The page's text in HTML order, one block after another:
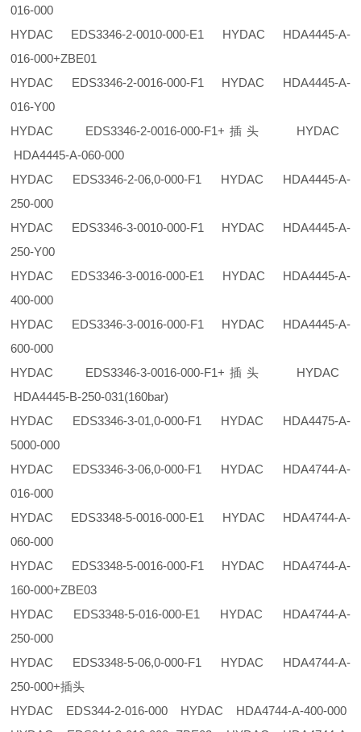
016-000
HYDAC EDS3346-2-0010-000-E1 HYDAC HDA4445-A-
016-000+ZBE01
HYDAC EDS3346-2-0016-000-F1 HYDAC HDA4445-A-
016-Y00
HYDAC EDS3346-2-0016-000-F1+插头 HYDAC
HDA4445-A-060-000
HYDAC EDS3346-2-06,0-000-F1 HYDAC HDA4445-A-
250-000
HYDAC EDS3346-3-0010-000-F1 HYDAC HDA4445-A-
250-Y00
HYDAC EDS3346-3-0016-000-E1 HYDAC HDA4445-A-
400-000
HYDAC EDS3346-3-0016-000-F1 HYDAC HDA4445-A-
600-000
HYDAC EDS3346-3-0016-000-F1+插头 HYDAC
HDA4445-B-250-031(160bar)
HYDAC EDS3346-3-01,0-000-F1 HYDAC HDA4475-A-
5000-000
HYDAC EDS3346-3-06,0-000-F1 HYDAC HDA4744-A-
016-000
HYDAC EDS3348-5-0016-000-E1 HYDAC HDA4744-A-
060-000
HYDAC EDS3348-5-0016-000-F1 HYDAC HDA4744-A-
160-000+ZBE03
HYDAC EDS3348-5-016-000-E1 HYDAC HDA4744-A-
250-000
HYDAC EDS3348-5-06,0-000-F1 HYDAC HDA4744-A-
250-000+插头
HYDAC EDS344-2-016-000 HYDAC HDA4744-A-400-000